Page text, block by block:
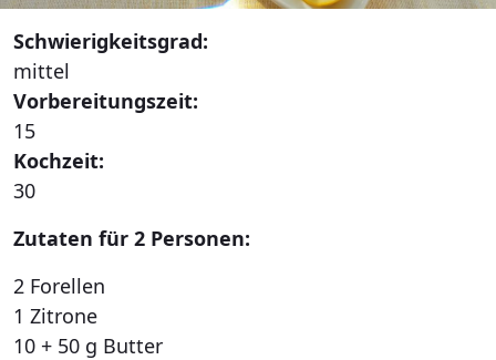
Schwierigkeitsgrad:
mittel
Vorbereitungszeit:
15
Kochzeit:
30
Zutaten für 2 Personen:
2 Forellen
1 Zitrone
10 + 50 g Butter